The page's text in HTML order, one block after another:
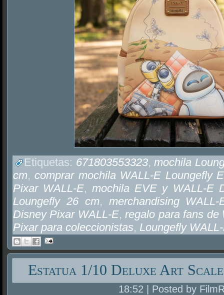
Etiquetas: 671803553323,mochila
cm, comprar mochila WALL-E Loungefly
Pixar WALL-E,mochila EVE y WALL-E
Loungefly 26 cm, merchandising WALL-
Disney Pixar WALL-E,regalo para fans de
Pixar para coleccionistas, Loungefly
Estatua 1/10 Deluxe Art
18:52 | Posted by